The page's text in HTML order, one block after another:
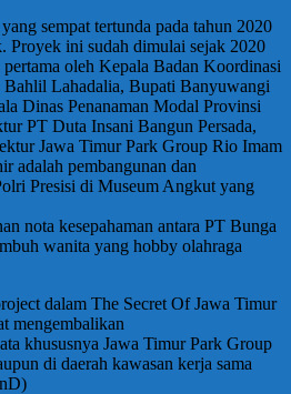
sempat tertunda pada tahun 2020
Proyek ini sudah dimulai sejak 2020
oleh Kepala Badan Koordinasi
Lahadalia, Bupati Banyuwangi
Dinas Penanaman Modal Provinsi
PT Duta Insani Bangun Persada,
Jawa Timur Park Group Rio Imam
adalah pembangunan dan
Presisi di Museum Angkut yang
nota kesepahaman antara PT Bunga
wanita yang hobby olahraga
dalam The Secret Of Jawa Timur
mengembalikan
khususnya Jawa Timur Park Group
di daerah kawasan kerja sama